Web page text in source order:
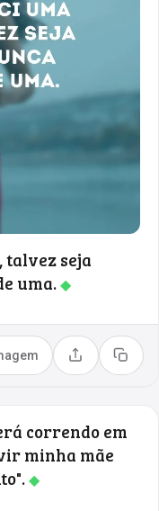
talvez seja
uma.◆
Compartilhar
Copiar
correndo em
minha mãe
◆